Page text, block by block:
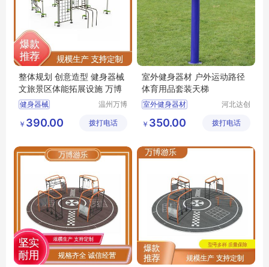
整体规划 创意造型 健身器械
文旅景区体能拓展设施 万博
健身器械
户外木质滑梯
户外木制滑梯
温州万博
有限公司
￥ 390.00 拨打电话
室外健身器材 户外运动路径
体育用品套装天梯
室外健身器材
户外小区健身器材
二代智能健身器材
公园健身器材
河北达创
有限公司
￥ 350.00 拨打电话